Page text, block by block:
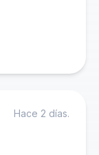
Hace 2 días.